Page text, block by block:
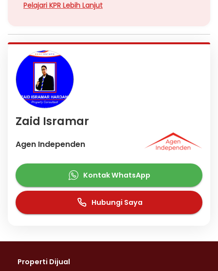
Pelajari KPR Lebih Lanjut
Zaid Isramar
Agen Independen
Kontak WhatsApp
Hubungi Saya
Properti Dijual